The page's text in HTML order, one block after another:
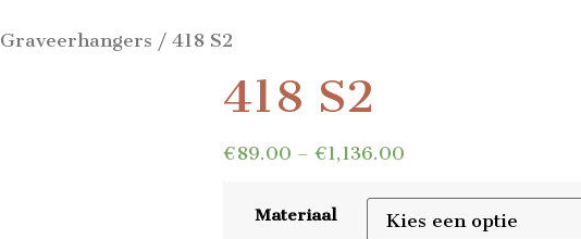
Graveerhangers / 418 S2
418 S2
€89.00 –€1,136.00
Materiaal